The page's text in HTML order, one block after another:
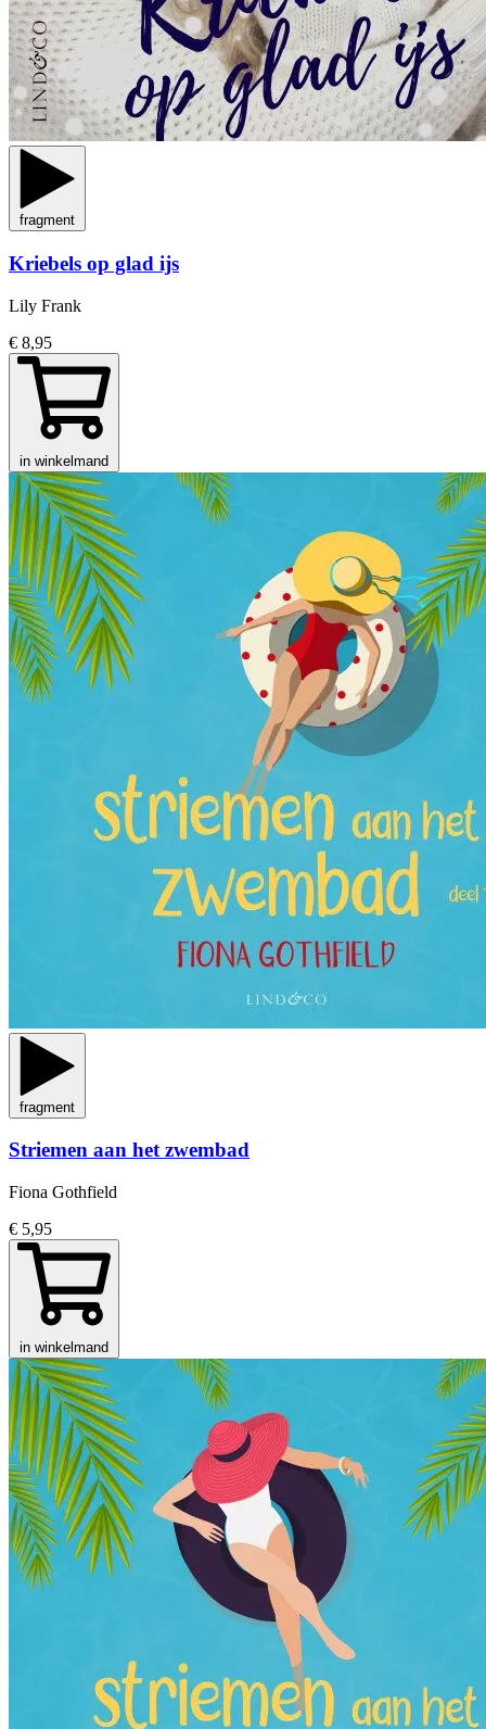
fragment
Kriebels op glad ijs
Lily Frank
€ 8,95
in winkelmand
fragment
Striemen aan het zwembad
Fiona Gothfield
€ 5,95
in winkelmand